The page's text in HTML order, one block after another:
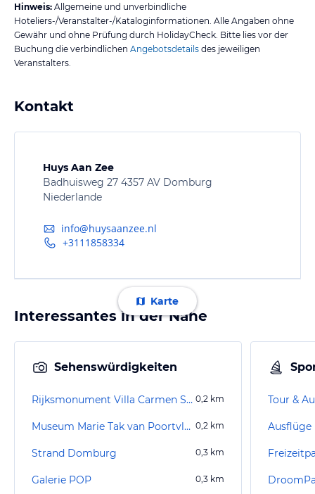
Hinweis: Allgemeine und unverbindliche
Hoteliers-/Veranstalter-/Kataloginformationen. Alle Angaben ohne
Gewähr und ohne Prüfung durch HolidayCheck. Bitte lies vor der
Buchung die verbindlichen Angebotsdetails des jeweiligen
Veranstalters.
Kontakt
Huys Aan Zee
Badhuisweg 27 4357 AV Domburg
Niederlande
info@huysaanzee.nl
+3111858334
Karte
Interessantes in der Nähe
Sehenswürdigkeiten
Rijksmonument Villa Carmen Sylva 0,2 km
Museum Marie Tak van Poortvliet 0,2 km
Strand Domburg 0,3 km
Galerie POP 0,3 km
Tour &
Ausflüge